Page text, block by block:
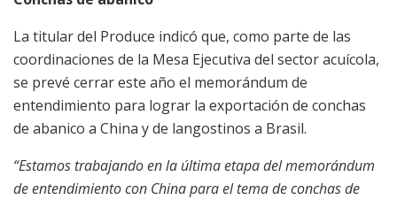
La titular del Produce indicó que, como parte de las
coordinaciones de la Mesa Ejecutiva del sector acuícola,
se prevé cerrar este año el memorándum de
entendimiento para lograr la exportación de conchas
de abanico a China y de langostinos a Brasil.
“Estamos trabajando en la última etapa del memorándum
de entendimiento con China para el tema de conchas de